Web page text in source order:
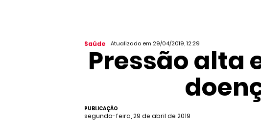
Saúde Atualizado em 29/04/2019, 12:29
Pressão alta
PUBLICAÇÃO
segunda-feira, 29 de abril de 2019